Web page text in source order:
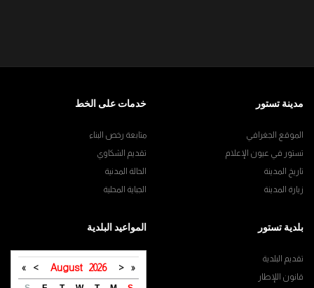
مدينة تستور
الموقع الجغرافي
تستور في عيون الإعلام
تاريخ المدينة
زيارة المدينة
خدمات على الخط
متابعة رخص البناء
تقديم الشكاوي
الحالة المدنية
الجباية المحلية
بلدية تستور
تقديم البلدية
قانون اللإطار
المواعيد البلدية
«
<
August 2026
>
»